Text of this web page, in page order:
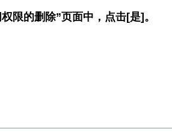
限的删除”页面中，点击[是]。